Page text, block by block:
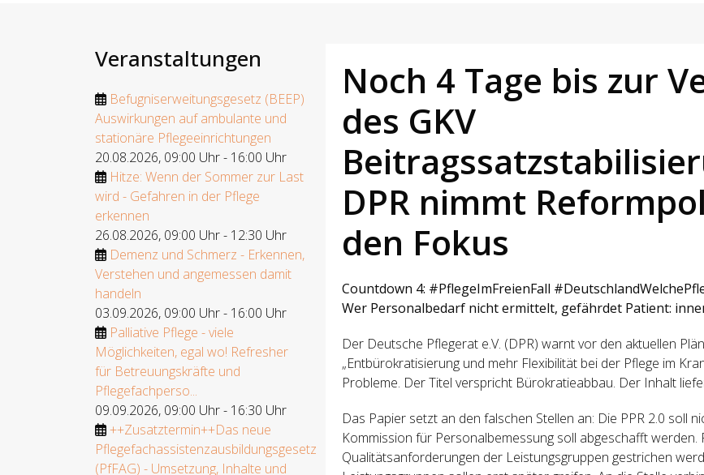
Veranstaltungen
Befugniserweitungsgesetz (BEEP)
Auswirkungen auf ambulante und
stationäre Pflegeeinrichtungen
20.08.2026, 09:00 Uhr- 16:00 Uhr
Hitze: Wenn der Sommer zur Last
wird - Gefahren in der Pflege
erkennen
26.08.2026, 09:00 Uhr- 12:30 Uhr
Demenz und Schmerz - Erkennen,
Verstehen und angemessen damit
handeln
03.09.2026, 09:00 Uhr- 16:00 Uhr
Palliative Pflege - viele
Möglichkeiten, egal wo! Refresher
für Betreuungskräfte und
Pflegefachperso...
09.09.2026, 09:00 Uhr- 16:30 Uhr
++Zusatztermin++Das neue
Pflegefachassistenzausbildungsgesetz
(PfFAG) - Umsetzung, Inhalte und
Noch 4 Tage bis zur
des GKV
DPR nimmt
den Fokus
Countdown 4: #PflegeImFreienFall
Wer Personalbedarf nicht ermittelt, gefährdet Patient:
Der Deutsche Pflegerat e.V. (DPR) warnt vor den aktuellen
„Entbürokratisierung und mehr Flexibilität bei der Pflege im
Probleme. Der Titel verspricht Bürokratieabbau. Der Inhalt
Das Papier setzt an den falschen Stellen an: Die PPR 2.0 soll
Kommission für Personalbemessung soll abgeschafft
Qualitätsanforderungen der Leistungsgruppen gestrichen